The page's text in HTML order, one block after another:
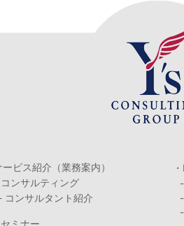
ービス紹介（業務案内）
コンサルティング
コンサルタント紹介
セミナー